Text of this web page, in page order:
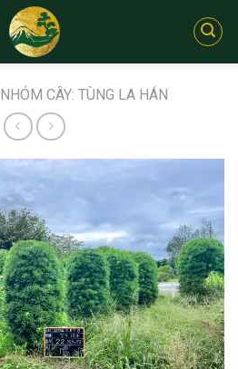
NHÓM CÂY: TÙNG LA HÁN